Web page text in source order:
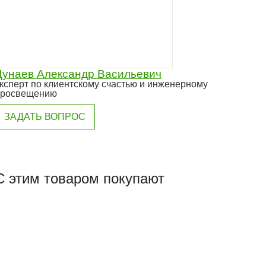
Александр Васильевич
по клиентскому счастью и инженерному
ЗАДАТЬ ВОПРОС